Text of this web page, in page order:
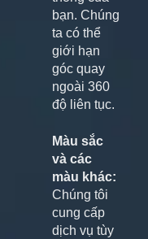
bạn. Chúng
ta có thể
giới hạn
góc quay
ngoài 360
độ liên tục.
Màu sắc
và các
màu khác:
Chúng tôi
cung cấp
dịch vụ tùy